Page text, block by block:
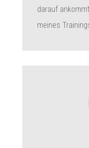
darauf
meines